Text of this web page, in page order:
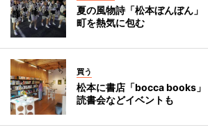
夏の風物詩「松本ぼんぼん
町を熱気に包む
買う
松本に書店「bocca books」
読書会などイベントも